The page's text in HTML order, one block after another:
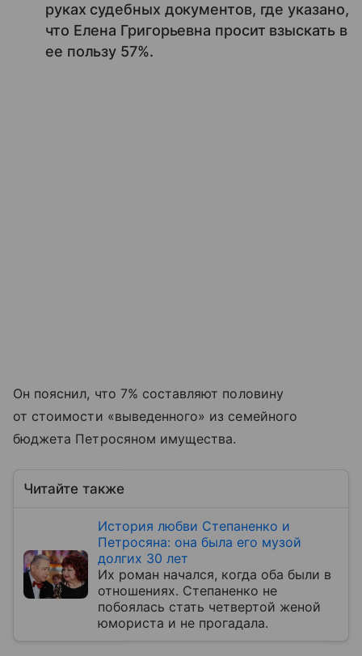
руках судебных документов, где указано,
что Елена Григорьевна просит взыскать в
ее пользу 57%.
Он пояснил, что 7% составляют половину
от стоимости «выведенного» из семейного
бюджета Петросяном имущества.
Читайте также
История любви Степаненко и
Петросяна: она была его музой
долгих 30 лет
Их роман начался, когда оба были в
отношениях. Степаненко не
побоялась стать четвертой женой
юмориста и не прогадала.